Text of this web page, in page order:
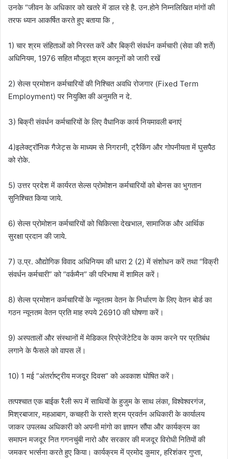
उनके “जीवन के अधिकार को खतरे में डाल रहे है. उन.होने निम्नलिखित मांगों की
तरफ ध्यान आकर्षित करते हुए बताया कि ,
1) चार श्रम संहिताओं को निरस्त करें और बिक्री संवर्धन कर्मचारी (सेवा की शर्ते)
अधिनियम, 1976 सहित मौजूदा श्रम कानूनों को जारी रखें
2) सेल्स प्रमोशन कर्मचारियों की निश्चित अवधि रोजगार (Fixed Term
Employment) पर नियुक्ति की अनुमति न दे.
3) बिक्री संवर्धन कर्मचारियों के लिए वैधानिक कार्य नियमावली बनाएं
4)इलेक्ट्रॉनिक गैजेट्स के माध्यम से निगरानी, ट्रैकिंग और गोपनीयता में घुसपैठ
को रोके.
5) उत्तर प्रदेश में कार्यरत सेल्स प्रोमोशन कर्मचारियों को बोनस का भुगतान
सुनिश्चित किया जाये.
6) सेल्स प्रोमोशन कर्मचारियों को चिकित्सा देखभाल, सामाजिक और आर्थिक
सुरक्षा प्रदान की जाये.
7) उ.प्र. औद्योगिक विवाद अधिनियम की धारा 2 (2) में संशोधन करें तथा “विक्री
संवर्धन कर्मचारी” को “वर्कमैन” की परिभाषा में शामिल करें।
8) सेल्स प्रमोशन कर्मचारियों के न्यूनतम वेतन के निर्धारण के लिए वेतन बोर्ड का
गठन न्यूनतम वेतन प्रति माह रुपये 26910 की घोषणा करें।
9) अस्पतालों और संस्थानों में मेडिकल रिप्रेजेंटेटिव के काम करने पर प्रतिबंध
लगाने के फैसले को वापस लें।
10) 1 मई “अंतर्राष्ट्रीय मजदूर दिवस” को अवकाश घोषित करें।
तत्पश्चात एक बाईक रैली रूप में साथियों के हुजुम के साथ लंका, विश्वेश्वरगंज,
मिश्रबाजार, महआबाग, कचहरी के रास्ते श्रम प्रवर्तन अधिकारी के कार्यालय
जाकर उपलब्ध अधिकारी को अपनी मांगो का ज्ञापन सौंपा और कार्यक्रम का
समापन मजदूर नित गगनचुंबी नारो और सरकार की मजदूर विरोधी नितियों की
जमकर भर्त्सना करते हुए किया। कार्यक्रम में प्रमोद कुमार, हरिशंकर गुप्ता,